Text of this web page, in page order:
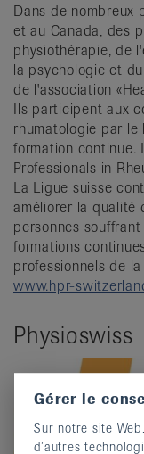
Dans de nombreux
et au Canada, des
physiothérapie, de
la psychologie et
de l'association
Ils participent aux
rhumatologie par
formation continue.
Professionals in
La Ligue suisse
améliorer la qualité
personnes
formations
professionnels de
www.hpr-
Physioswiss
Gérer le
Sur notre site
d’autres